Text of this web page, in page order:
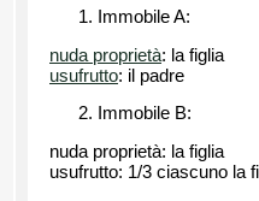
Immobile A:
nuda proprietà: la figlia
usufrutto: il padre
Immobile B:
nuda proprietà: la figlia
usufrutto: 1/3 ciascuno la